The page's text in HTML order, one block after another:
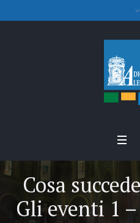
Cosa
Gli eventi 1